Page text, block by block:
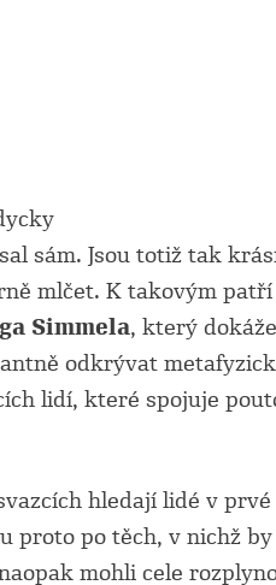
sám. Jsou totiž tak
mlčet. K takovým
Simmela, který
odkrývat
lidí, které spojuje
hledají lidé v prvé
proto po těch, v nichž
mohli cele